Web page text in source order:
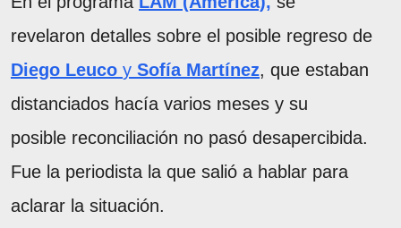
revelaron detalles sobre el posible regreso de
Diego Leuco y Sofía Martínez, que estaban
distanciados hacía varios meses y su
posible reconciliación no pasó desapercibida.
Fue la periodista la que salió a hablar para
aclarar la situación.